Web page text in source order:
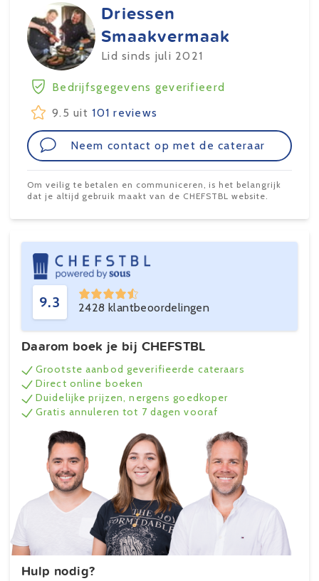
Driessen
Smaakvermaak
Lid sinds juli 2021
Bedrijfsgegevens geverifieerd
9.5 uit101 reviews
Neem contact op met de cateraar
Om veilig te betalen en communiceren, is het belangrijk
dat je altijd gebruik maakt van de CHEFSTBL website.
9.3 2428 klantbeoordelingen
Daarom boek je bij CHEFSTBL
Grootste aanbod geverifieerde cateraars
Direct online boeken
Duidelijke prijzen, nergens goedkoper
Gratis annuleren tot 7 dagen vooraf
Hulp nodig?